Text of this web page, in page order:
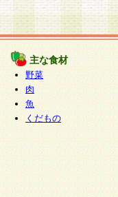
主な食材
野菜
肉
魚
くだもの